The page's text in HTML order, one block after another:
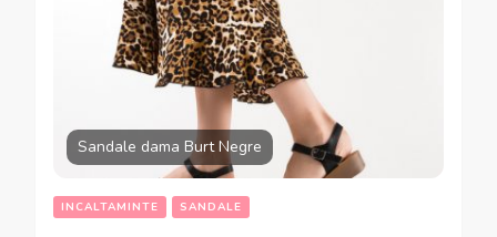
Sandale dama Burt Negre
INCALTAMINTE SANDALE